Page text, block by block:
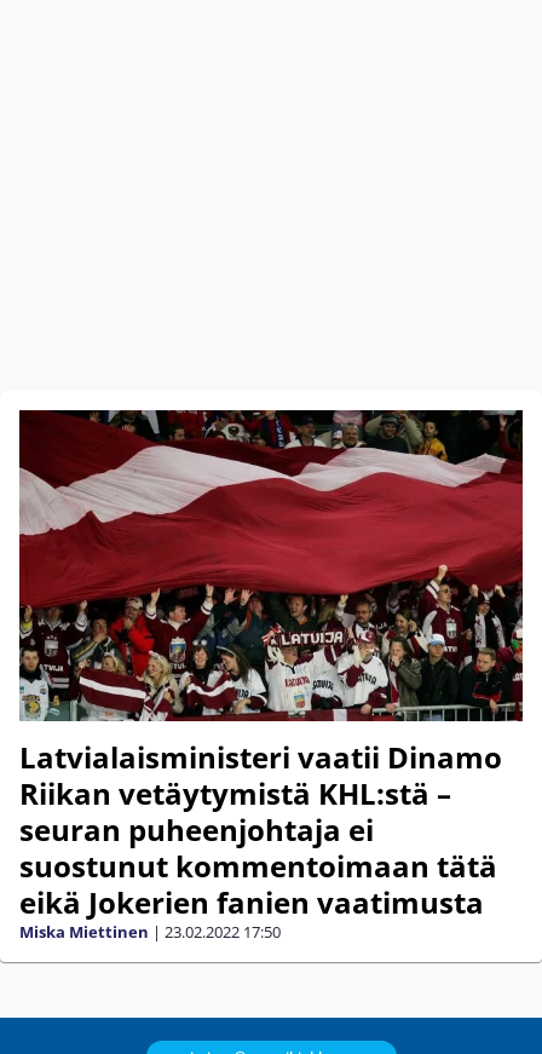
Latvialaisministeri vaatii Dinamo
Riikan vetäytymistä KHL:stä –
seuran puheenjohtaja ei
suostunut kommentoimaan tätä
eikä Jokerien fanien vaatimusta
Miska Miettinen | 23.02.2022 17:50